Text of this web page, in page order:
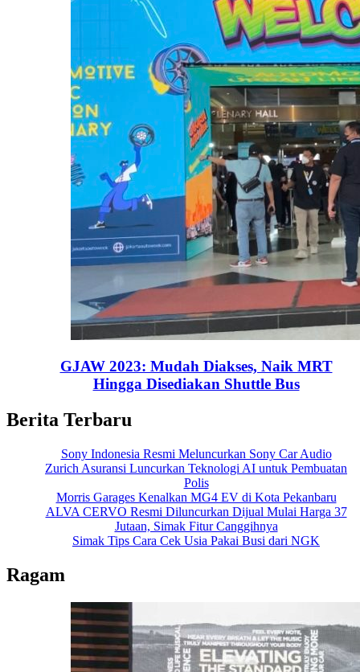
GJAW 2023: Mudah Diakses, Naik MRT
Hingga Disediakan Shuttle Bus
Berita Terbaru
Sony Indonesia Resmi Meluncurkan Sony Car Audio
Zurich Asuransi Luncurkan Teknologi AI untuk Pembuatan
Polis
Morris Garages Kenalkan MG4 EV di Kota Pekanbaru
ALVA CERVO Resmi Diluncurkan Dijual Mulai Harga 37
Jutaan, Simak Fitur Canggihnya
Simak Tips Cara Cek Usia Pakai Busi dari NGK
Ragam